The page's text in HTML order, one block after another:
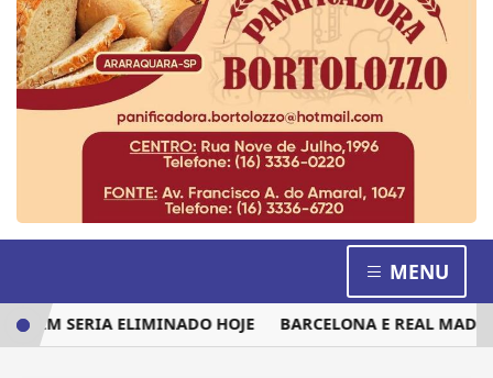
MENU
SERIA ELIMINADO HOJE BARCELONA E REAL MADRID